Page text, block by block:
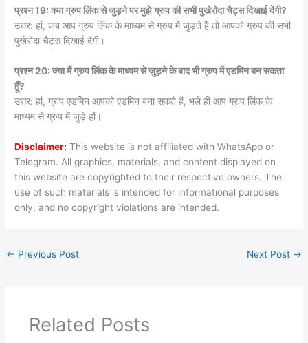
प्रश्न 19: क्या ग्रुप लिंक से जुड़ने पर मुझे ग्रुप की सभी पुखेरोदा चैट्स दिखाई देंगी?
उत्तर: हां, जब आप ग्रुप लिंक के माध्यम से ग्रुप में जुड़ते हैं तो आपको ग्रुप की सभी
पुखेरोदा चैट्स दिखाई देंगी।
प्रश्न 20: क्या मैं ग्रुप लिंक के माध्यम से जुड़ने के बाद भी ग्रुप में एडमिन बन सकता
हूँ?
उत्तर: हां, ग्रुप एडमिन आपको एडमिन बना सकते हैं, भले ही आप ग्रुप लिंक के
माध्यम से ग्रुप में जुड़े हों।
Disclaimer: This website is not affiliated with WhatsApp or
Telegram. All graphics, materials, and content displayed on
this website are copyrighted to their respective owners. The
use of such materials is intended for informational purposes
only, and no copyright violations are intended.
← Previous Post Next Post →
Related Posts